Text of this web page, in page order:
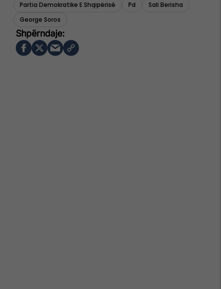
Partia Demokratike E Shqipërisë Pd
Sali Berisha
George Soros